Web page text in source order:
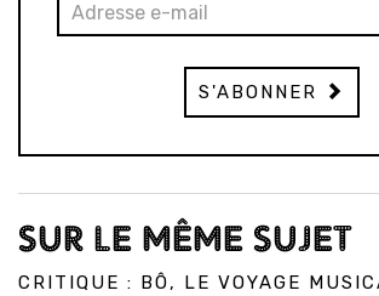
S'ABONNER
SUR LE MÊME SUJET
CRITIQUE : BÔ, LE VOYAGE